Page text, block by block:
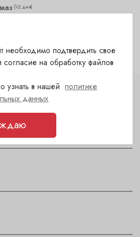
заказ
(1-2 дня)
необходимо подтвердить свое
на обработку файлов
узнать в нашейполитике
данных